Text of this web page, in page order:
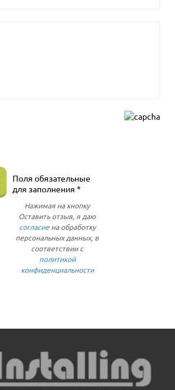
Поля обязательные
для заполнения *
Нажимая на кнопку
Оставить отзыв, я даю
согласиена обработку
персональных данных, в
соответствии с
политикой
конфиденциальности